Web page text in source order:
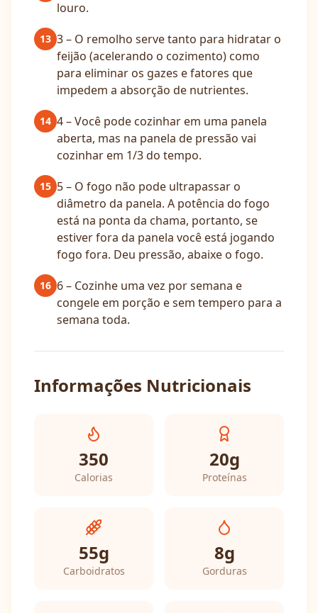
louro.
13 3 – O remolho serve tanto para hidratar o
feijão (acelerando o cozimento) como
para eliminar os gazes e fatores que
impedem a absorção de nutrientes.
14 4 – Você pode cozinhar em uma panela
aberta, mas na panela de pressão vai
cozinhar em 1/3 do tempo.
15 5 – O fogo não pode ultrapassar o
diâmetro da panela. A potência do fogo
está na ponta da chama, portanto, se
estiver fora da panela você está jogando
fogo fora. Deu pressão, abaixe o fogo.
16 6 – Cozinhe uma vez por semana e
congele em porção e sem tempero para a
semana toda.
Informações Nutricionais
350
Calorias
20g
Proteínas
55g
Carboidratos
8g
Gorduras